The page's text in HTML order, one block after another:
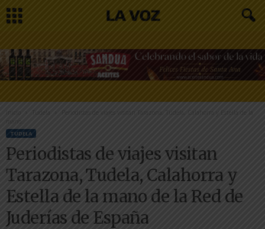
Inicio Tudela
Periodistas de viajes visitan Tarazona, Tudela, Calahorra y Estella de la
TUDELA
Periodistas de viajes visitan
Tarazona, Tudela, Calahorra y
Estella de la mano de la Red de
Juderías de España